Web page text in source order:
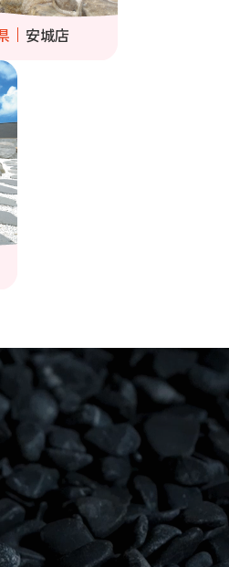
安城店